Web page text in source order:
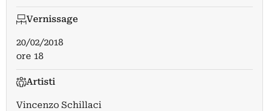
Vernissage
20/02/2018
ore 18
Artisti
Vincenzo Schillaci